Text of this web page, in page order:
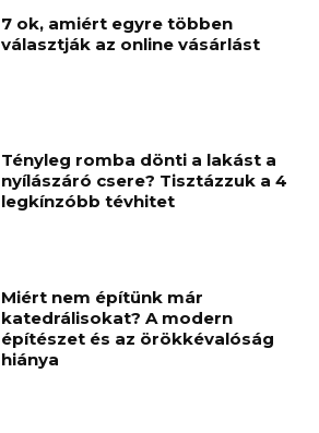
7 ok, amiért egyre többen
választják az online vásárlást
Tényleg romba dönti a lakást a
nyílászáró csere? Tisztázzuk a 4
legkínzóbb tévhitet
Miért nem építünk már
katedrálisokat? A modern
építészet és az örökkévalóság
hiánya